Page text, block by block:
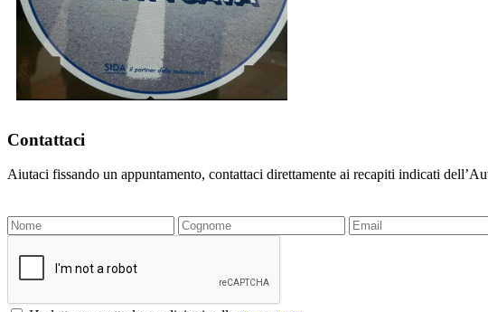
Contattaci
Aiutaci fissando un appuntamento, contattaci direttamente ai recapiti indicati